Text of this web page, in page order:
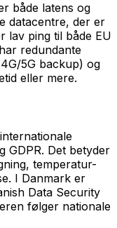
både latens og
datacentre, der er
lav ping til både EU
redundante
5G backup) og
eller mere.
GDPR. Det betyder
temperatur-
I Danmark er
Data Security
følger nationale